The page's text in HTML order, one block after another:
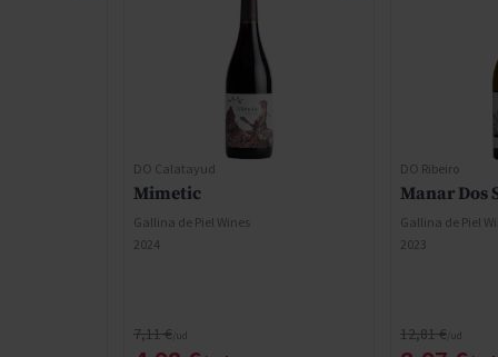
DO Calatayud
Mimetic
Gallina de Piel Wines
2024
Precio normal
7,11 €
DO Ribeiro
Manar Dos
Gallina de Piel
2023
Precio normal
12,81 €